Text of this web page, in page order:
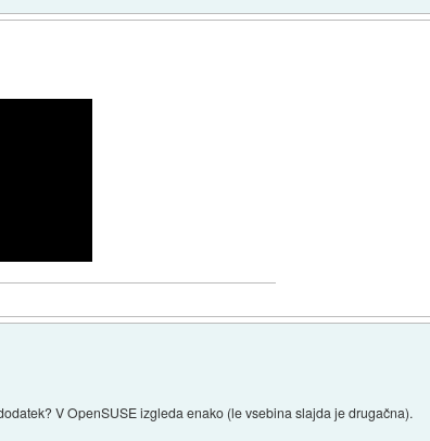
V OpenSUSE izgleda enako (le vsebina slajda je drugačna).